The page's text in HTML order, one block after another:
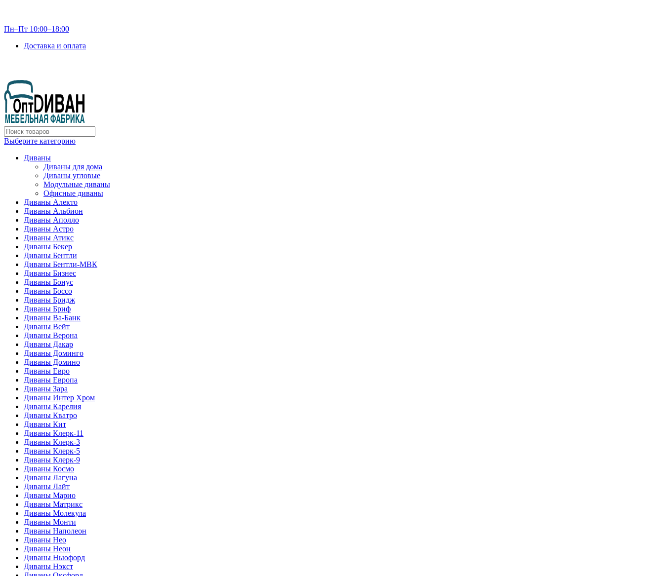
Пн–Пт 10:00–18:00
Доставка и оплата
Выберите категорию
Диваны
Диваны для дома
Диваны угловые
Модульные диваны
Офисные диваны
Диваны Алекто
Диваны Альбион
Диваны Аполло
Диваны Астро
Диваны Атикс
Диваны Бекер
Диваны Бентли
Диваны Бентли-МВК
Диваны Бизнес
Диваны Бонус
Диваны Боссо
Диваны Бридж
Диваны Бриф
Диваны Ва-Банк
Диваны Вейт
Диваны Верона
Диваны Дакар
Диваны Доминго
Диваны Домино
Диваны Евро
Диваны Европа
Диваны Зара
Диваны Интер Хром
Диваны Карелия
Диваны Кватро
Диваны Кит
Диваны Клерк-11
Диваны Клерк-3
Диваны Клерк-5
Диваны Клерк-9
Диваны Космо
Диваны Лагуна
Диваны Лайт
Диваны Марио
Диваны Матрикс
Диваны Молекула
Диваны Монти
Диваны Наполеон
Диваны Нео
Диваны Неон
Диваны Ньюфорд
Диваны Нэкст